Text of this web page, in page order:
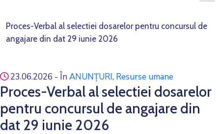
Proces-Verbal al selectiei dosarelor pentru concursul de
angajare din dat 29 iunie 2026
23.06.2026 - În ANUNȚURI‚ Resurse umane
Proces-Verbal al selectiei dosarelor
pentru concursul de angajare din
dat 29 iunie 2026